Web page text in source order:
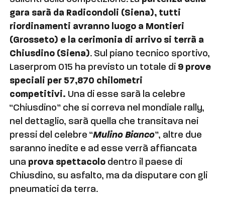
gara sarà da Radicondoli (Siena), tutti
riordinamenti avranno luogo a Montieri
(Grosseto) e la cerimonia di arrivo si terrà a
Chiusdino (Siena). Sul piano tecnico sportivo,
Laserprom 015 ha previsto un totale di 9 prove
speciali per 57,870 chilometri
competitivi. Una di esse sarà la celebre
“Chiusdino” che si correva nel mondiale rally,
nel dettaglio, sarà quella che transitava nei
pressi del celebre “Mulino Bianco”, altre due
saranno inedite e ad esse verrà affiancata
una prova spettacolo dentro il paese di
Chiusdino, su asfalto, ma da disputare con gli
pneumatici da terra.